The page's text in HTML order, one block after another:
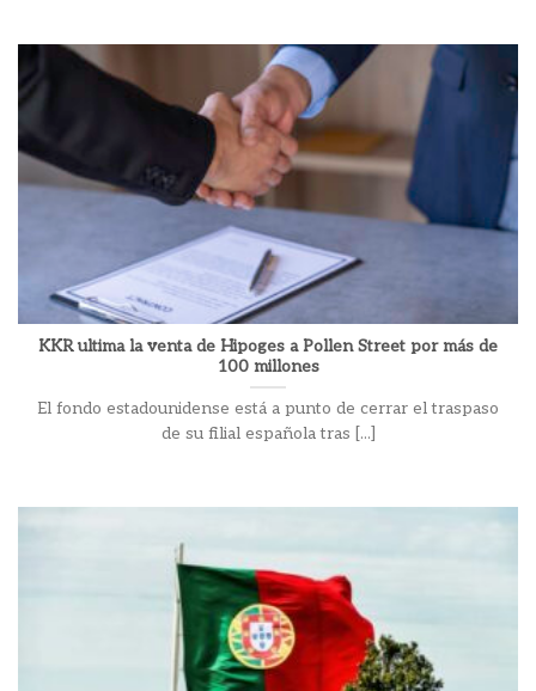
KKR ultima la venta de Hipoges a Pollen Street por más de
100 millones
El fondo estadounidense está a punto de cerrar el traspaso
de su filial española tras [...]